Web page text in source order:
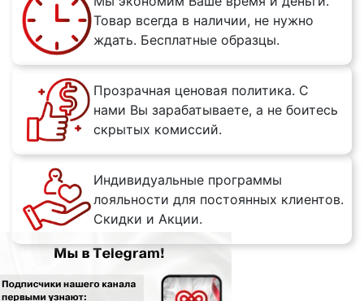
Товар всегда в наличии, не нужно
ждать. Бесплатные образцы.
Прозрачная ценовая политика. С
нами Вы зарабатываете, а не боитесь
скрытых комиссий.
Индивидуальные программы
лояльности для постоянных клиентов.
Скидки и Акции.